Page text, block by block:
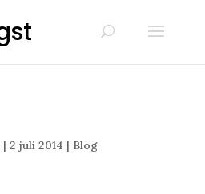
| 2 juli 2014 | Blog